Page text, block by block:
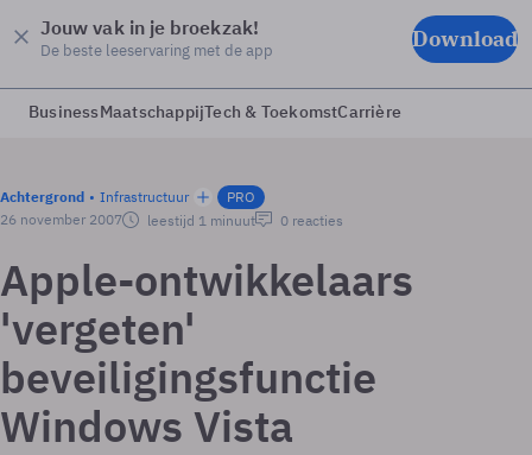
Jouw vak in je broekzak!
De beste leeservaring met de app Download
BusinessMaatschappijTech & ToekomstCarrière
Achtergrond Infrastructuur
PRO
26 november 2007
leestijd 1 minuut 0 reacties
Apple-ontwikkelaars
'vergeten'
beveiligingsfunctie
Windows Vista